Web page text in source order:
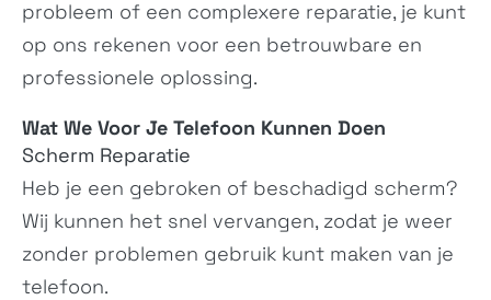
ROG Phone 6 ROG Phone 6 Pro
ROG Phone 5s Pro
ZS676KS
ROG Phone 5s
probleem of een complexere reparatie, je kunt
op ons rekenen voor een betrouwbare en
professionele oplossing.
Wat We Voor Je Telefoon Kunnen Doen
Scherm Reparatie
Heb je een gebroken of beschadigd scherm?
Wij kunnen het snel vervangen, zodat je weer
zonder problemen gebruik kunt maken van je
telefoon.